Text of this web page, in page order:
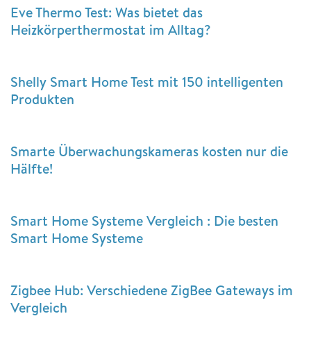
Eve Thermo Test: Was bietet das
Heizkörperthermostat im Alltag?
Shelly Smart Home Test mit 150 intelligenten
Produkten
Smarte Überwachungskameras kosten nur die
Hälfte!
Smart Home Systeme Vergleich : Die besten
Smart Home Systeme
Zigbee Hub: Verschiedene ZigBee Gateways im
Vergleich